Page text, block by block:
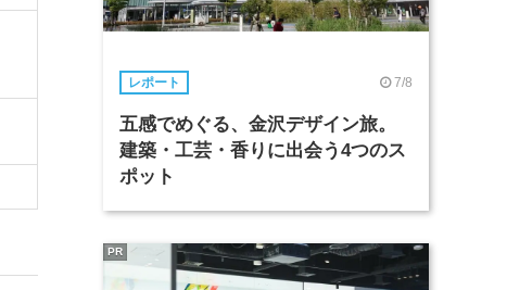
レポート 7/8
五感でめぐる、金沢デザイン旅。
建築・工芸・香りに出会う4つのス
ポット
PR